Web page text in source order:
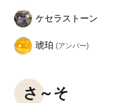
ケセラストーン
琥珀 (アンバー)
さ～そ